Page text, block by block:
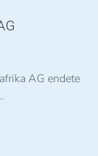
AG endete